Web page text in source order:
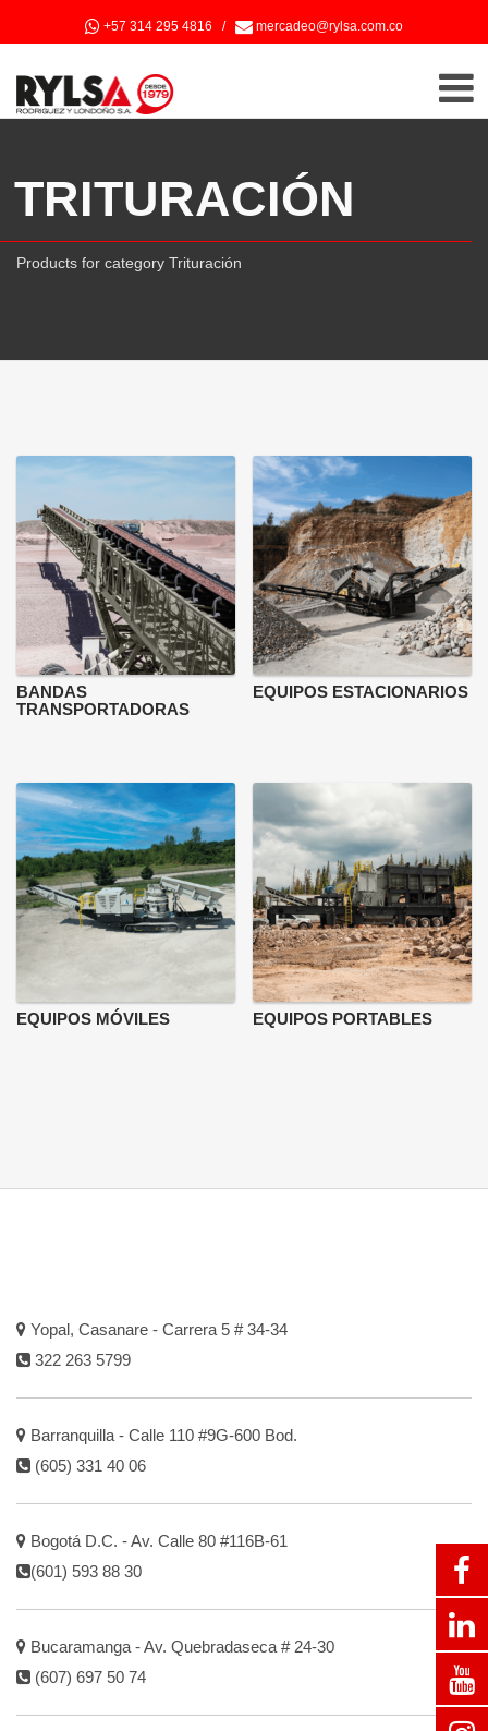
+57 314 295 4816 / mercadeo@rylsa.com.co
TRITURACIÓN
Products for category Trituración
BANDAS
TRANSPORTADORAS
EQUIPOS ESTACIONARIOS
EQUIPOS MÓVILES EQUIPOS PORTABLES
Yopal, Casanare - Carrera 5 # 34-34
322 263 5799
Barranquilla - Calle 110 #9G-600 Bod.
(605) 331 40 06
Bogotá D.C. - Av. Calle 80 #116B-61
(601) 593 88 30
Bucaramanga - Av. Quebradaseca # 24-30
(607) 697 50 74